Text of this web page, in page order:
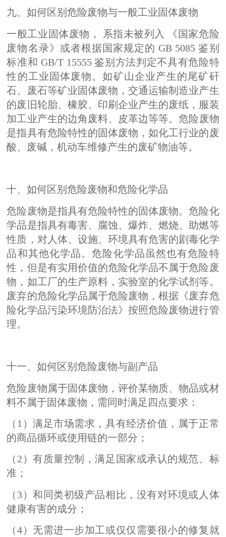
九、如何区别危险废物与一般工业固体废物
一般工业固体废物， 系指未被列入 《国家危险
废物名录》或者根据国家规定的 GB 5085 鉴别
标准和 GB/T 15555 鉴别方法判定不具有危险特
性的工业固体废物。如矿山企业产生的尾矿矸
石、废石等矿业固体废物，交通运输制造业产生
的废旧轮胎、橡胶、印刷企业产生的废纸，服装
加工业产生的边角废料、皮革边等等。危险废物
是指具有危险特性的固体废物，如化工行业的废
酸、废碱，机动车维修产生的废矿物油等。
十、如何区别危险废物和危险化学品
危险废物是指具有危险特性的固体废物。危险化
学品是指具有毒害、腐蚀、爆炸、燃烧、助燃等
性质，对人体、设施、环境具有危害的剧毒化学
品和其他化学品。危险化学品虽然也有危险特
性，但是有实用价值的危险化学品不属于危险废
物，如工厂的生产原料，实验室的化学试剂等。
废弃的危险化学品属于危险废物，根据《废弃危
险化学品污染环境防治法》按照危险废物进行管
理。
十一、如何区别危险废物与副产品
危险废物属于固体废物，评价某物质、物品或材
料不属于固体废物，需同时满足四点要求：
（1）满足市场需求，具有经济价值，属于正常
的商品循环或使用链的一部分；
（2）有质量控制，满足国家或承认的规范、标
准；
（3）和同类初级产品相比，没有对环境或人体
健康有害的成分；
（4）无需进一步加工或仅仅需要很小的修复就